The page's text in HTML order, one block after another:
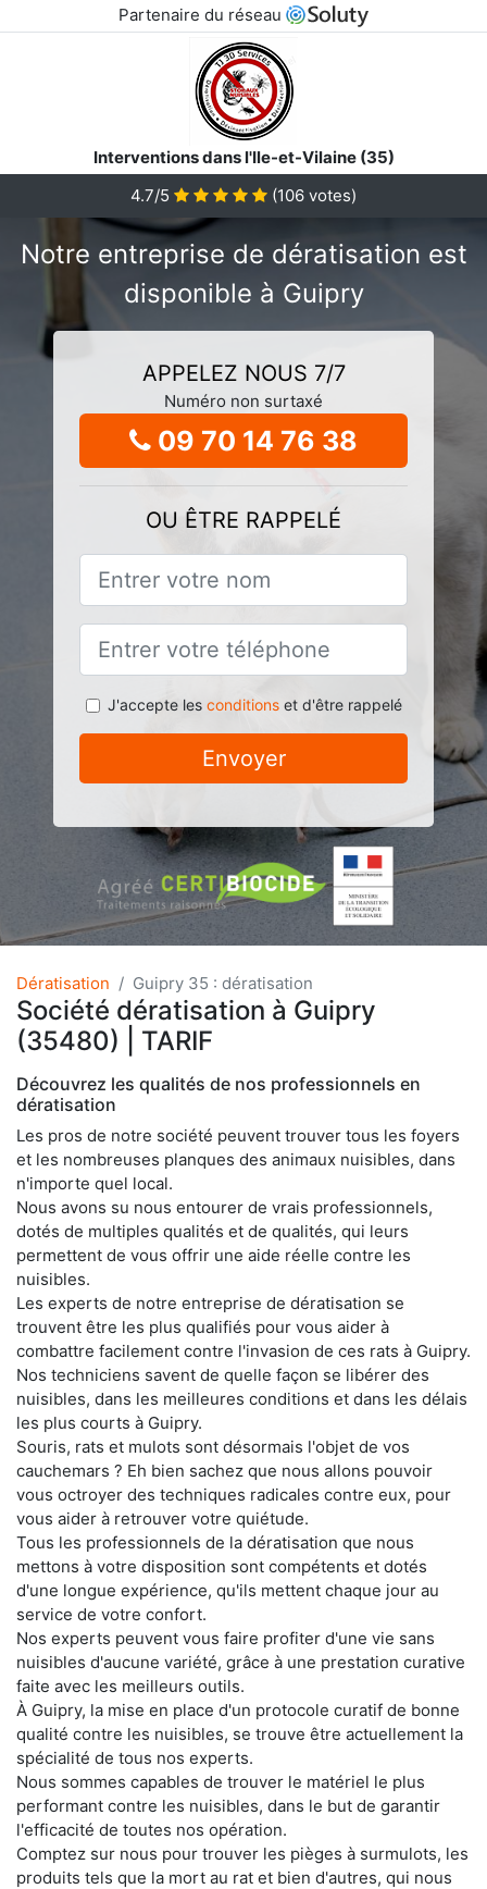
Partenaire du réseau
Interventions dans l'Ile-et-Vilaine (35)
4.7/5
(106 votes)
Notre entreprise de dératisation est
disponible à Guipry
APPELEZ NOUS 7/7
Numéro non surtaxé
09 70 14 76 38
OU ÊTRE RAPPELÉ
J'accepte les conditionset d'être rappelé
Envoyer
Dératisation Guipry 35 : dératisation
Société dératisation à Guipry
(35480) | TARIF
Découvrez les qualités de nos professionnels en
dératisation
Les pros de notre société peuvent trouver tous les foyers
et les nombreuses planques des animaux nuisibles, dans
n'importe quel local.
Nous avons su nous entourer de vrais professionnels,
dotés de multiples qualités et de qualités, qui leurs
permettent de vous offrir une aide réelle contre les
nuisibles.
Les experts de notre entreprise de dératisation se
trouvent être les plus qualifiés pour vous aider à
combattre facilement contre l'invasion de ces rats à Guipry.
Nos techniciens savent de quelle façon se libérer des
nuisibles, dans les meilleures conditions et dans les délais
les plus courts à Guipry.
Souris, rats et mulots sont désormais l'objet de vos
cauchemars ? Eh bien sachez que nous allons pouvoir
vous octroyer des techniques radicales contre eux, pour
vous aider à retrouver votre quiétude.
Tous les professionnels de la dératisation que nous
mettons à votre disposition sont compétents et dotés
d'une longue expérience, qu'ils mettent chaque jour au
service de votre confort.
Nos experts peuvent vous faire profiter d'une vie sans
nuisibles d'aucune variété, grâce à une prestation curative
faite avec les meilleurs outils.
À Guipry, la mise en place d'un protocole curatif de bonne
qualité contre les nuisibles, se trouve être actuellement la
spécialité de tous nos experts.
Nous sommes capables de trouver le matériel le plus
performant contre les nuisibles, dans le but de garantir
l'efficacité de toutes nos opération.
Comptez sur nous pour trouver les pièges à surmulots, les
produits tels que la mort au rat et bien d'autres, qui nous